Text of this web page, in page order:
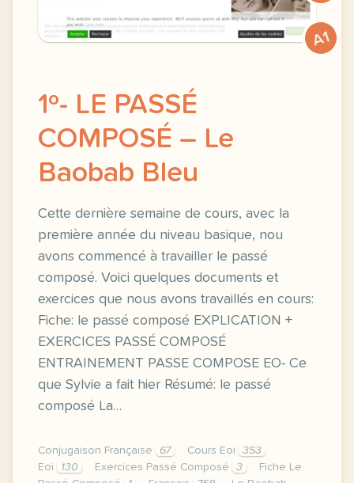
A1
1º- LE PASSÉ
COMPOSÉ – Le
Baobab Bleu
Cette dernière semaine de cours, avec la
première année du niveau basique, nou
avons commencé à travailler le passé
composé. Voici quelques documents et
exercices que nous avons travaillés en cours:
Fiche: le passé composé EXPLICATION +
EXERCICES PASSÉ COMPOSÉ
ENTRAINEMENT PASSE COMPOSE EO- Ce
que Sylvie a fait hier Résumé: le passé
composé La…
Conjugaison Française 67 Cours Eoi
353
Eoi
130 Exercices Passé Composé 3
Fiche Le